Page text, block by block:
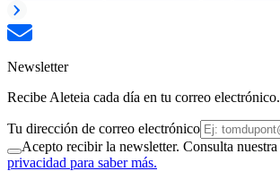
Newsletter
Recibe Aleteia cada día en tu correo electrónico.
Tu dirección de correo electrónico
Acepto recibir la newsletter. Consulta nuestra
privacidad para saber más.